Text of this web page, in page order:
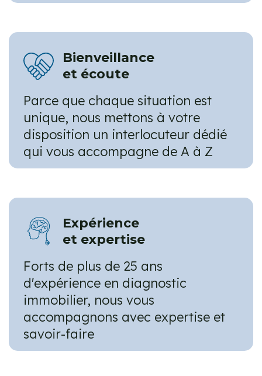
Bienveillance
et écoute
Parce que chaque situation est
unique, nous mettons à votre
disposition un interlocuteur dédié
qui vous accompagne de A à Z
Expérience
et expertise
Forts de plus de 25 ans
d'expérience en diagnostic
immobilier, nous vous
accompagnons avec expertise et
savoir-faire